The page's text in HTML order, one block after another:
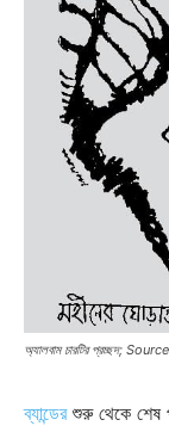
অ্যালবাম চারটির প্রচ্ছদ;
ব্যান্ডেরশুরু থেকে শেষ